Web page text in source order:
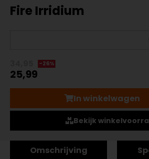
Fire Irridium
-26%
25,99
In winkelwagen
Bekijk
Omschrijving